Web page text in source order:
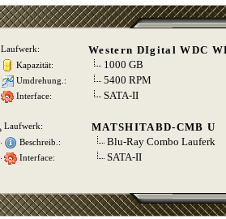
Laufwerk: Western DIgital WDC
Kapazität: 1000 GB
Umdrehung.: 5400 RPM
Interface: SATA-II
Laufwerk: MATSHITABD-CMB U
Beschreib.: Blu-Ray Combo Lauferk
Interface: SATA-II